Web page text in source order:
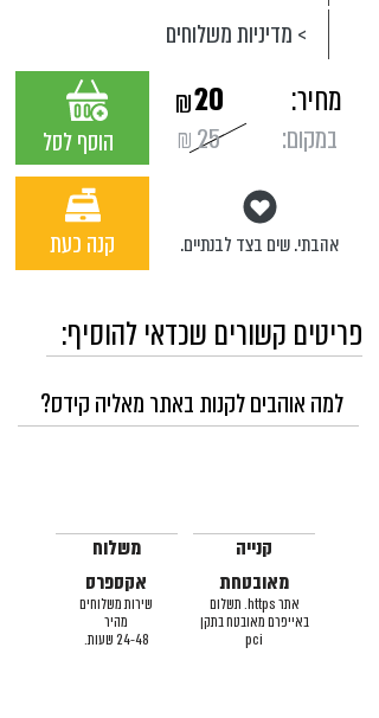
> מדיניות משלוחים
הוסף לסל ₪25
₪20
במקום:
מחיר:
קנה כעת אהבתי. שים בצד לבנתיים.
פריטים קשורים שכדאי להוסיף:
למה אוהבים לקנות באתר מאליה קידס?
משלוח
אקספרס
שירות משלוחים
מהיר
24-48 שעות.
קנייה
מאובטחת
אתר https. תשלום
באייפרם מאובטח בתקן
pci